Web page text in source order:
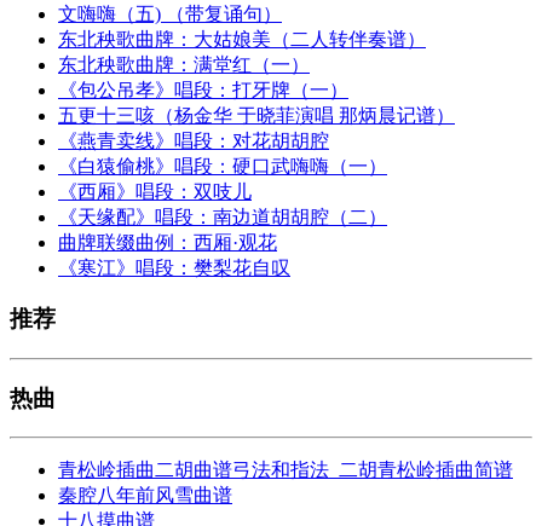
文嗨嗨（五) （带复诵句）
东北秧歌曲牌：大姑娘美（二人转伴奏谱）
东北秧歌曲牌：满堂红（一）
《包公吊孝》唱段：打牙牌（一）
五更十三咳（杨金华 于晓菲演唱 那炳晨记谱）
《燕青卖线》唱段：对花胡胡腔
《白猿偷桃》唱段：硬口武嗨嗨（一）
《西厢》唱段：双吱儿
《天缘配》唱段：南边道胡胡腔（二）
曲牌联缀曲例：西厢·观花
《寒江》唱段：樊梨花自叹
推荐
热曲
青松岭插曲二胡曲谱弓法和指法_二胡青松岭插曲简谱
秦腔八年前风雪曲谱
十八摸曲谱